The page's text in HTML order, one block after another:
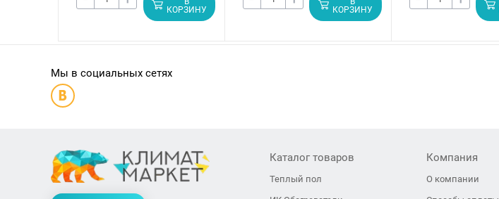
КОРЗИНУ
КОРЗИНУ
Мы в социальных сетях
Каталог товаров
Теплый пол
Компания
О компании